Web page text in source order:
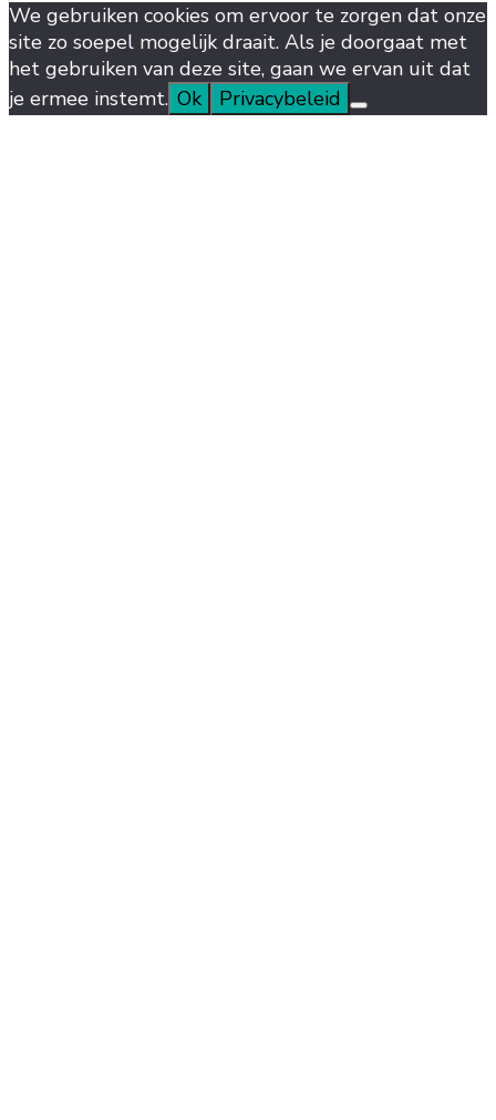
We gebruiken cookies om ervoor te zorgen dat onze
site zo soepel mogelijk draait. Als je doorgaat met
het gebruiken van deze site, gaan we ervan uit dat
je ermee instemt. Ok Privacybeleid